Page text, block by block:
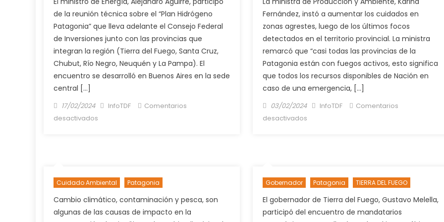
RECLAMA
POR
LAS
RUTAS.
de la reunión técnica sobre el “Plan Hidrógeno
Patagonia” que lleva adelante el Consejo Federal
de Inversiones junto con las provincias que
integran la región (Tierra del Fuego, Santa Cruz,
Chubut, Río Negro, Neuquén y La Pampa). El
encuentro se desarrolló en Buenos Aires en la sede
central […]
Posted
on
17/02/2024 Author
InfoTDF
Comentarios
desactivadosen
DE
LA
PRESENTACIÓN
Fernández, instó a aumentar los cuidados en
zonas agrestes, luego de los últimos focos
detectados en el territorio provincial. La ministra
remarcó que “casi todas las provincias de la
Patagonia están con fuegos activos, esto significa
que todos los recursos disponibles de Nación en
caso de una emergencia, […]
Posted
on
03/02/2024 Author
InfoTDF
Comentarios
desactivadosen
incendios
forestales
en
Cuidado Ambiental Patagonia
Cambio climático, contaminación y pesca, son
algunas de las causas de impacto en la
Gobernador Patagonia TIERRA DEL FUEGO
El gobernador de Tierra del Fuego, Gustavo Melella,
participó del encuentro de mandatarios